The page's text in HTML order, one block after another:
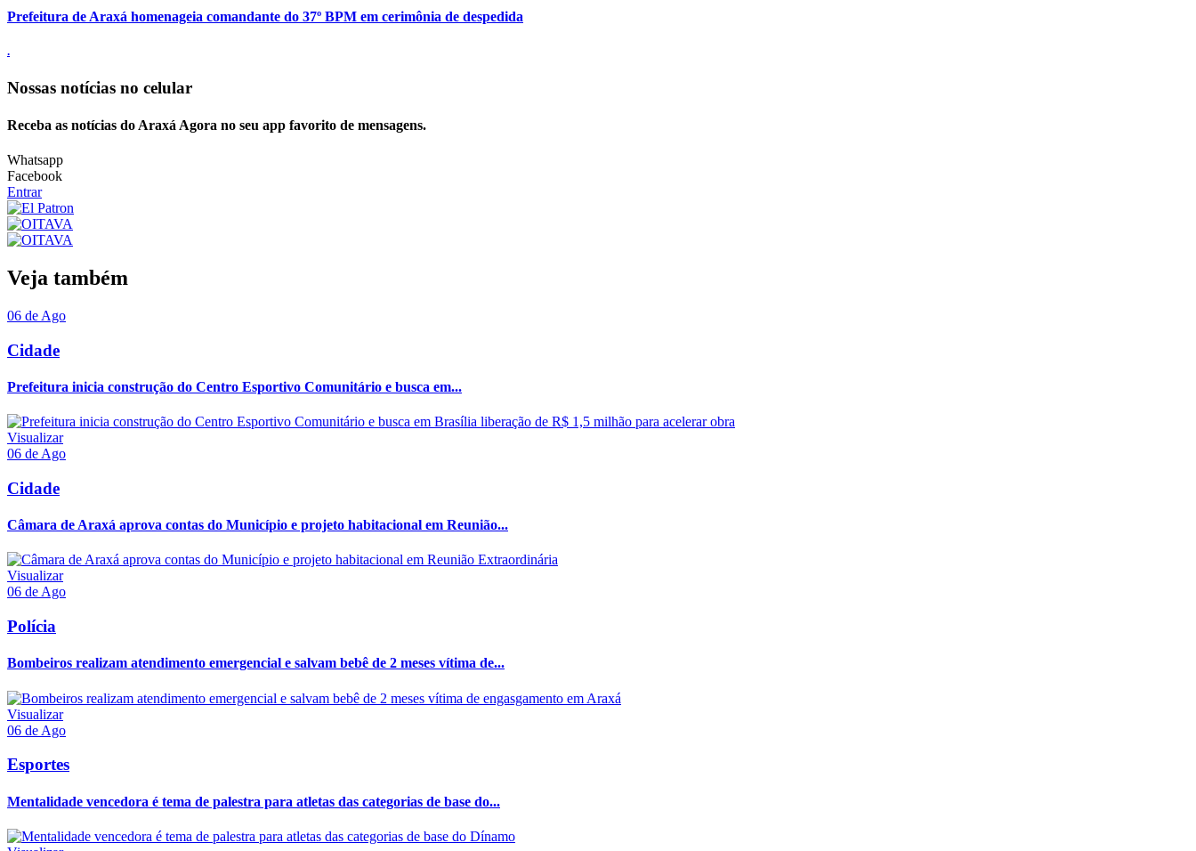
Prefeitura de Araxá homenageia comandante do 37º BPM em cerimônia de despedida
.
Nossas notícias no celular
Receba as notícias do Araxá Agora no seu app favorito de mensagens.
Whatsapp
Facebook
Entrar
Veja também
06 de Ago
Cidade
Prefeitura inicia construção do Centro Esportivo Comunitário e busca em...
Visualizar
06 de Ago
Cidade
Câmara de Araxá aprova contas do Município e projeto habitacional em Reunião...
Visualizar
06 de Ago
Polícia
Bombeiros realizam atendimento emergencial e salvam bebê de 2 meses vítima de...
Visualizar
06 de Ago
Esportes
Mentalidade vencedora é tema de palestra para atletas das categorias de base do...